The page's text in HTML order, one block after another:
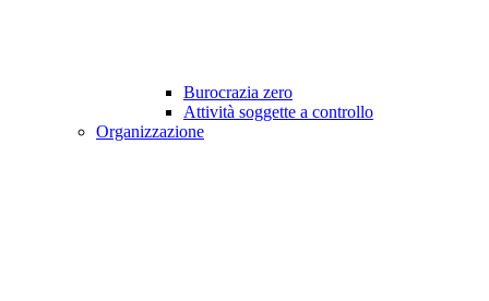
Burocrazia zero
Attività soggette a controllo
Organizzazione